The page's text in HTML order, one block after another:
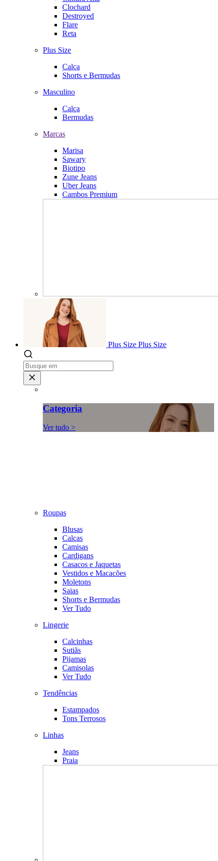
Clochard
Destroyed
Flare
Reta
Plus Size
Calça
Shorts e Bermudas
Masculino
Calça
Bermudas
Marcas
Marisa
Sawary
Biotipo
Zune Jeans
Uber Jeans
Cambos Premium
Plus Size Plus Size
Categoria
Ver tudo >
Roupas
Blusas
Calças
Camisas
Cardigans
Casacos e Jaquetas
Vestidos e Macacões
Moletons
Saias
Shorts e Bermudas
Ver Tudo
Lingerie
Calcinhas
Sutiãs
Pijamas
Camisolas
Ver Tudo
Tendências
Estampados
Tons Terrosos
Linhas
Jeans
Praia